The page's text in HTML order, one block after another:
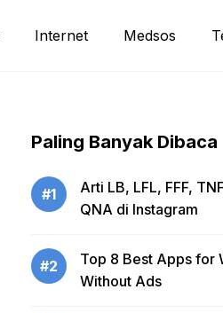
Internet Medsos
Paling Banyak Dibaca
#1
Arti LB, LFL, FFF,
QNA di Instagram
#2
Top 8 Best Apps for
Without Ads